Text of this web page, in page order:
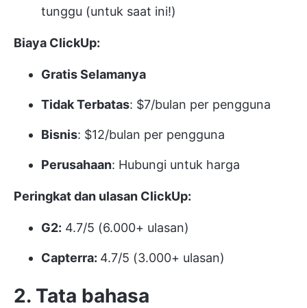
tunggu (untuk saat ini!)
Biaya ClickUp:
Gratis Selamanya
Tidak Terbatas: $7/bulan per pengguna
Bisnis: $12/bulan per pengguna
Perusahaan: Hubungi untuk harga
Peringkat dan ulasan ClickUp:
G2: 4.7/5 (6.000+ ulasan)
Capterra: 4.7/5 (3.000+ ulasan)
2. Tata bahasa